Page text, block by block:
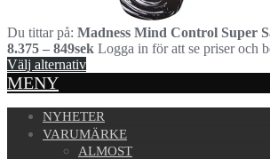
Du tittar på: Madness Mind Control Super
8.375 – 849sek Logga in för att se priser och
Välj alternativ
MENY
NYHETER
VARUMÄRKE
ALMOST